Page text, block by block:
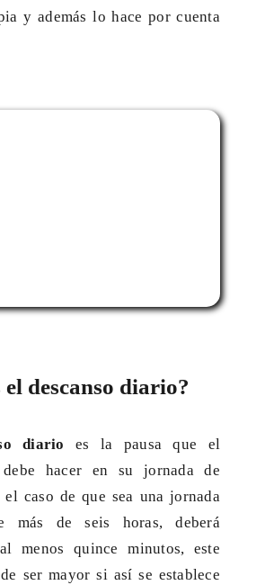
y además lo hace por cuenta
el descanso diario?
diario es la pausa que el
debe hacer en su jornada de
caso de que sea una jornada
más de seis horas, deberá
menos quince minutos, este
ser mayor si así se establece